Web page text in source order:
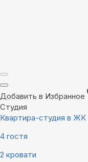
Добавить в Избранное
Студия
Квартира-студия в ЖК
4 гостя
2 кровати